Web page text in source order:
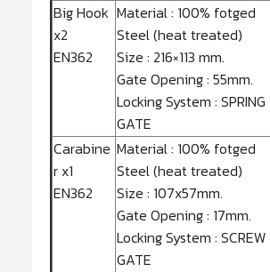
Big Hook
x2
EN362
Material : 100% fotged
Steel (heat treated)
Size : 216×113 mm.
Gate Opening : 55mm.
Locking System : SPRING
GATE
Carabine
r x1
EN362
Material : 100% fotged
Steel (heat treated)
Size : 107x57mm.
Gate Opening : 17mm.
Locking System : SCREW
GATE